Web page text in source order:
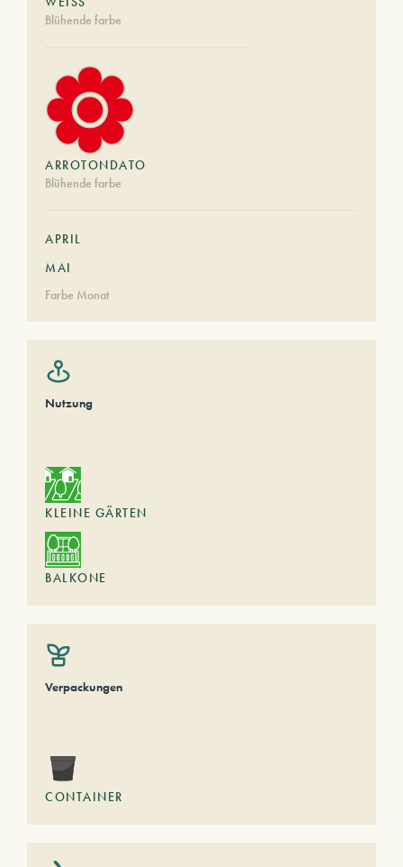
Blühende farbe
ARROTONDATO
Blühende farbe
APRIL
MAI
Farbe Monat
Nutzung
KLEINE GÄRTEN
BALKONE
Verpackungen
CONTAINER